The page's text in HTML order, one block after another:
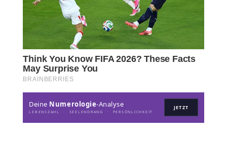
Deine Numerologie-Analyse
LEBENSZAHL · SEELENDRANG · PERSÖNLICHKEIT
JETZT